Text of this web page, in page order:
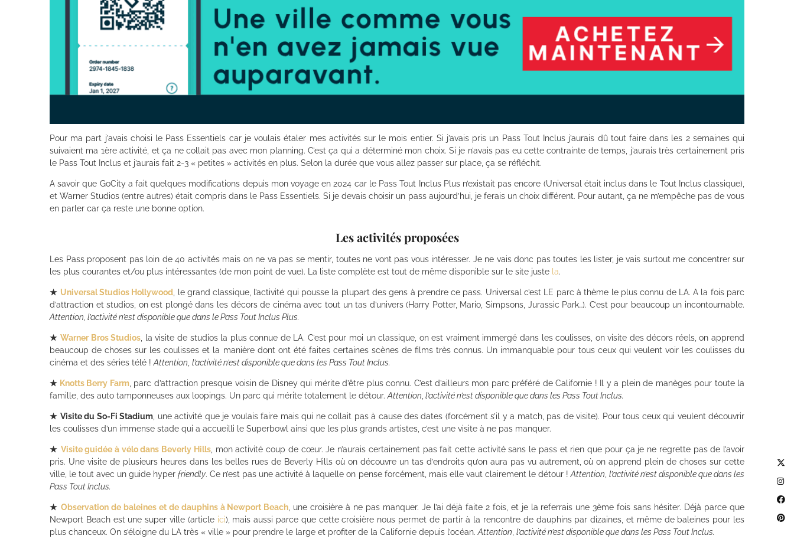
Pour ma part j’avais choisi le Pass Essentiels car je voulais étaler mes activités sur le mois entier. Si j’avais pris un Pass Tout Inclus j’aurais dû tout faire dans les 2 semaines qui
suivaient ma 1ère activité, et ça ne collait pas avec mon planning. C’est ça qui a déterminé mon choix. Si je n’avais pas eu cette contrainte de temps, j’aurais très certainement pris
le Pass Tout Inclus et j’aurais fait 2-3 « petites » activités en plus. Selon la durée que vous allez passer sur place, ça se réfléchit.
A savoir que GoCity a fait quelques modifications depuis mon voyage en 2024 car le Pass Tout Inclus Plus n’existait pas encore (Universal était inclus dans le Tout Inclus classique),
et Warner Studios (entre autres) était compris dans le Pass Essentiels. Si je devais choisir un pass aujourd’hui, je ferais un choix différent. Pour autant, ça ne m’empêche pas de vous
en parler car ça reste une bonne option.
Les activités proposées
Les Pass proposent pas loin de 40 activités mais on ne va pas se mentir, toutes ne vont pas vous intéresser. Je ne vais donc pas toutes les lister, je vais surtout me concentrer sur
les plus courantes et/ou plus intéressantes (de mon point de vue). La liste complète est tout de même disponible sur le site juste la.
★ Universal Studios Hollywood, le grand classique, l’activité qui pousse la plupart des gens à prendre ce pass. Universal c’est LE parc à thème le plus connu de LA. A la fois parc
d’attraction et studios, on est plongé dans les décors de cinéma avec tout un tas d’univers (Harry Potter, Mario, Simpsons, Jurassic Park…). C’est pour beaucoup un incontournable.
Attention, l’activité n’est disponible que dans le Pass Tout Inclus Plus.
★ Warner Bros Studios, la visite de studios la plus connue de LA. C’est pour moi un classique, on est vraiment immergé dans les coulisses, on visite des décors réels, on apprend
beaucoup de choses sur les coulisses et la manière dont ont été faites certaines scènes de films très connus. Un immanquable pour tous ceux qui veulent voir les coulisses du
cinéma et des séries télé !Attention, l’activité n’est disponible que dans les Pass Tout Inclus.
★ Knotts Berry Farm, parc d’attraction presque voisin de Disney qui mérite d’être plus connu. C’est d’ailleurs mon parc préféré de Californie ! Il y a plein de manèges pour toute la
famille, des auto tamponneuses aux loopings. Un parc qui mérite totalement le détour.Attention, l’activité n’est disponible que dans les Pass Tout Inclus.
★ Visite du So-Fi Stadium, une activité que je voulais faire mais qui ne collait pas à cause des dates (forcément s’il y a match, pas de visite). Pour tous ceux qui veulent découvrir
les coulisses d’un immense stade qui a accueilli le Superbowl ainsi que les plus grands artistes, c’est une visite à ne pas manquer.
★ Visite guidée à vélo dans Beverly Hills, mon activité coup de cœur. Je n’aurais certainement pas fait cette activité sans le pass et rien que pour ça je ne regrette pas de l’avoir
pris. Une visite de plusieurs heures dans les belles rues de Beverly Hills où on découvre un tas d’endroits qu’on aura pas vu autrement, où on apprend plein de choses sur cette
ville, le tout avec un guide hyperfriendly. Ce n’est pas une activité à laquelle on pense forcément, mais elle vaut clairement le détour !Attention, l’activité n’est disponible que dans les
Pass Tout Inclus.
★ Observation de baleines et de dauphins à Newport Beach, une croisière à ne pas manquer. Je l’ai déjà faite 2 fois, et je la referrais une 3ème fois sans hésiter. Déjà parce que
Newport Beach est une super ville (article ici), mais aussi parce que cette croisière nous permet de partir à la rencontre de dauphins par dizaines, et même de baleines pour les
plus chanceux. On s’éloigne du LA très « ville » pour prendre le large et profiter de la Californie depuis l’océan.Attention, l’activité n’est disponible que dans les Pass Tout Inclus.